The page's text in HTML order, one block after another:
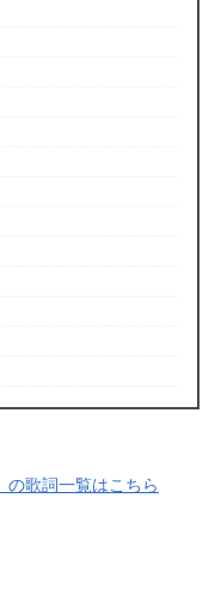
の歌詞一覧はこちら